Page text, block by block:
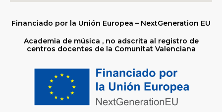
Financiado por la Unión Europea – NextGeneration EU
Academia de música , no adscrita al registro de
centros docentes de la Comunitat Valenciana